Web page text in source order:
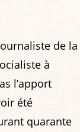
de la
à
l’apport
été
quarante